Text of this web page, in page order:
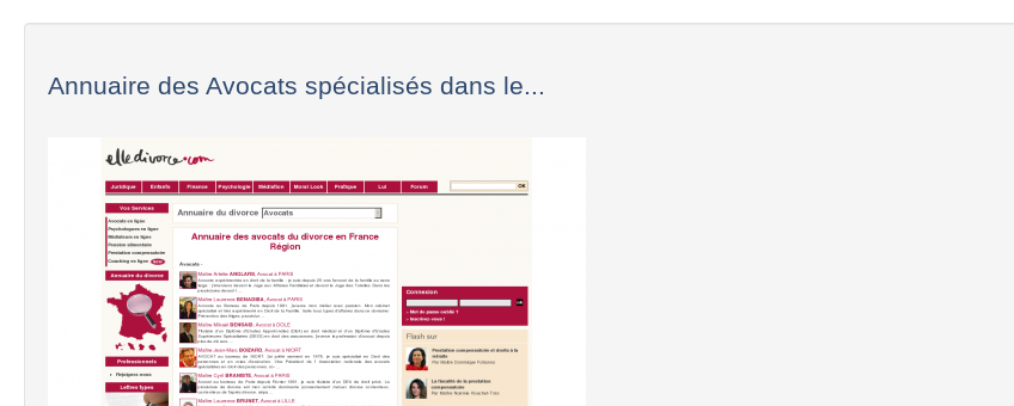
Annuaire des Avocats spécialisés dans le...